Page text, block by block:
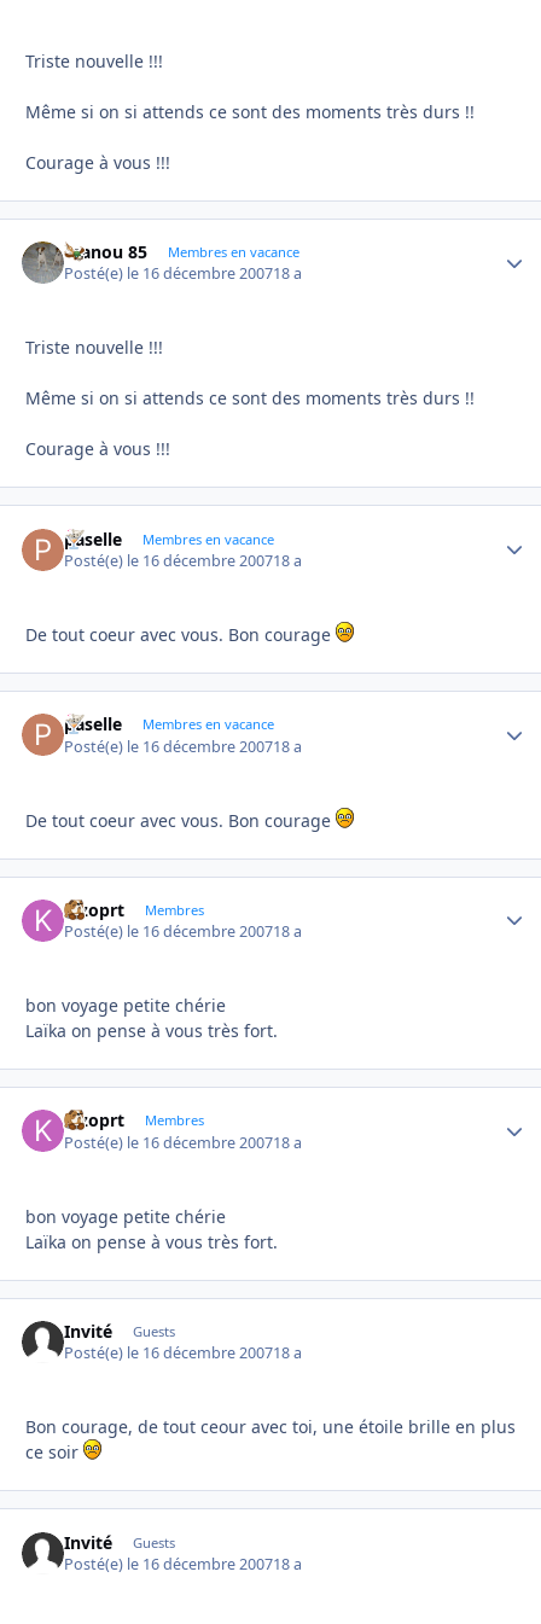
Triste nouvelle !!!
Même si on si attends ce sont des moments très durs !!
Courage à vous !!!
manou 85 Membres en vacance
Posté(e) le 16 décembre 200718 a
Triste nouvelle !!!
Même si on si attends ce sont des moments très durs !!
Courage à vous !!!
paselle Membres en vacance
Posté(e) le 16 décembre 200718 a
De tout coeur avec vous. Bon courage
paselle Membres en vacance
Posté(e) le 16 décembre 200718 a
De tout coeur avec vous. Bon courage
kizoprt Membres
Posté(e) le 16 décembre 200718 a
bon voyage petite chérie
Laïka on pense à vous très fort.
kizoprt Membres
Posté(e) le 16 décembre 200718 a
bon voyage petite chérie
Laïka on pense à vous très fort.
Invité Guests
Posté(e) le 16 décembre 200718 a
Bon courage, de tout ceour avec toi, une étoile brille en plus
ce soir
Invité Guests
Posté(e) le 16 décembre 200718 a